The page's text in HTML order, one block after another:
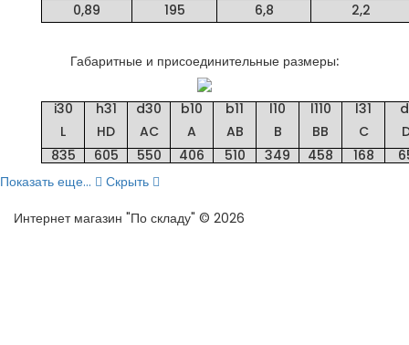
0,89
195 6,8 2,2
Габаритные и присоединительные размеры:
i30
L
h31
HD
d30
AC
b10
A
b11
AB
l10
B
l110
BB
l31
C
835
605 550 406 510 349 458 168
Показать еще...
Скрыть
Интернет магазин "По складу" © 2026